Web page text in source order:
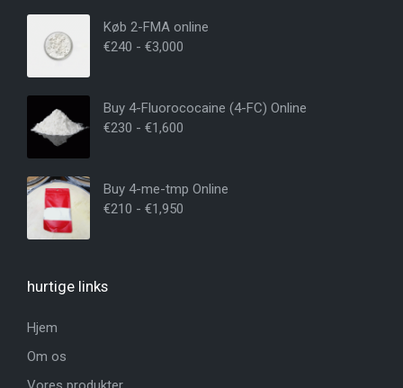
Køb 2-FMA online
€240 - €3,000
Buy 4-Fluorococaine (4-FC) Online
€230 - €1,600
Buy 4-me-tmp Online
€210 - €1,950
hurtige links
Hjem
Om os